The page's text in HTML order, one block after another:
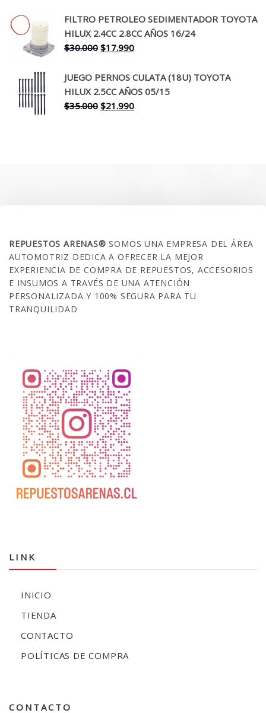
original
era:
$260.000.
actual
es:
FILTRO PETROLEO SEDIMENTADOR TOYOTA
HILUX 2.4CC 2.8CC AÑOS 16/24
$30.000 El
original
era:
$30.000.
$17.990El
actual
es:
$17.990.
JUEGO PERNOS CULATA (18U) TOYOTA
HILUX 2.5CC AÑOS 05/15
$35.000 El
$21.990El
REPUESTOS ARENAS®SOMOS UNA EMPRESA DEL ÁREA
AUTOMOTRIZ DEDICA A OFRECER LA MEJOR
EXPERIENCIA DE COMPRA DE REPUESTOS, ACCESORIOS
E INSUMOS A TRAVÉS DE UNA ATENCIÓN
PERSONALIZADA Y 100% SEGURA PARA TU
TRANQUILIDAD
LINK
INICIO
TIENDA
CONTACTO
POLÍTICAS DE COMPRA
CONTACTO